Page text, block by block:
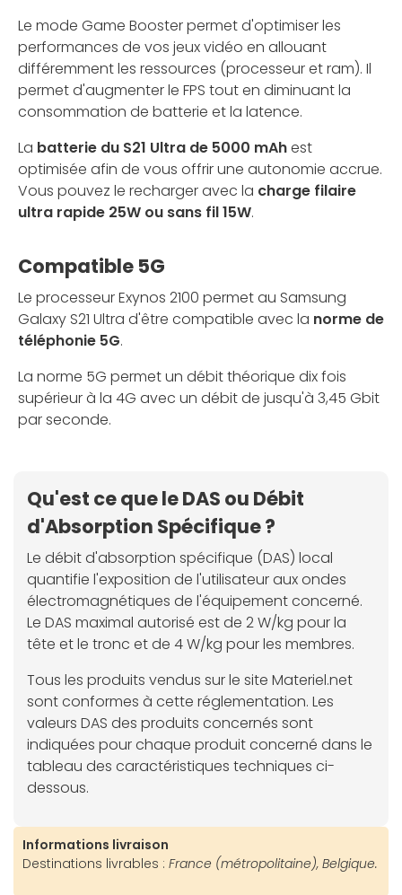
Le mode Game Booster permet d'optimiser les
performances de vos jeux vidéo en allouant
différemment les ressources (processeur et ram). Il
permet d'augmenter le FPS tout en diminuant la
consommation de batterie et la latence.
La batterie du S21 Ultra de 5000 mAhest
optimisée afin de vous offrir une autonomie accrue.
Vous pouvez le recharger avec la charge filaire
ultra rapide 25W ou sans fil 15W.
Compatible 5G
Le processeur Exynos 2100 permet au Samsung
Galaxy S21 Ultra d'être compatible avec la norme de
téléphonie 5G.
La norme 5G permet un débit théorique dix fois
supérieur à la 4G avec un débit de jusqu'à 3,45 Gbit
par seconde.
Qu'est ce que le DAS ou Débit
d'Absorption Spécifique ?
Le débit d'absorption spécifique (DAS) local
quantifie l'exposition de l'utilisateur aux ondes
électromagnétiques de l'équipement concerné.
Le DAS maximal autorisé est de 2 W/kg pour la
tête et le tronc et de 4 W/kg pour les membres.
Tous les produits vendus sur le site Materiel.net
sont conformes à cette réglementation. Les
valeurs DAS des produits concernés sont
indiquées pour chaque produit concerné dans le
tableau des caractéristiques techniques ci-
dessous.
Informations livraison
Destinations livrables : France (métropolitaine), Belgique.